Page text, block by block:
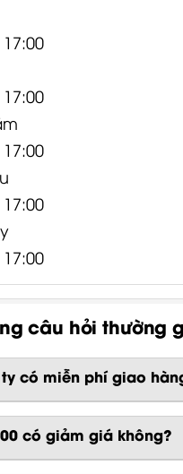
câu hỏi thường
có miễn phí giao
có giảm giá không?